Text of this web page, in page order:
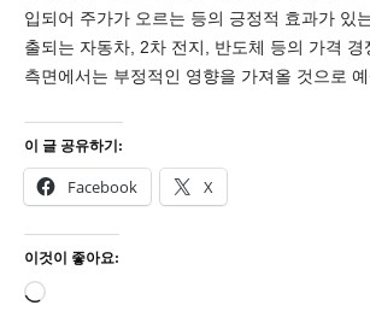
입되어 주가가 오르는 등의 긍정적 효과가 있
출되는 자동차, 2차 전지, 반도체 등의 가격 경
측면에서는 부정적인 영향을 가져올 것으로
이 글 공유하기:
Facebook X
이것이 좋아요:
로